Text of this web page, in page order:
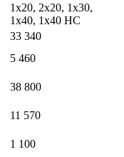
1x20, 2x20, 1x30,
1х40, 1х40 HC
33 340
5 460
38 800
11 570
1 100